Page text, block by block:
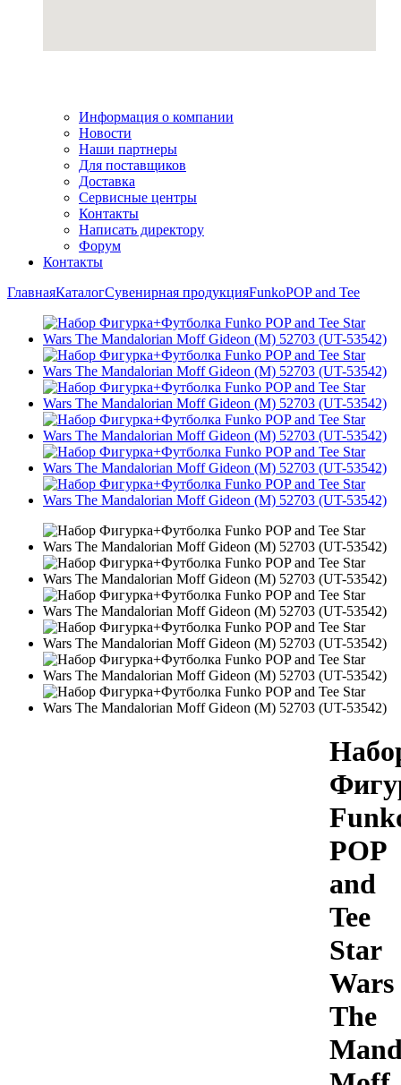
Информация о компании
Новости
Наши партнеры
Для поставщиков
Доставка
Сервисные центры
Контакты
Написать директору
Форум
Контакты
ГлавнаяКаталогСувенирная продукцияFunkoPOP and Tee
POP
and
Tee
Star
Wars
The